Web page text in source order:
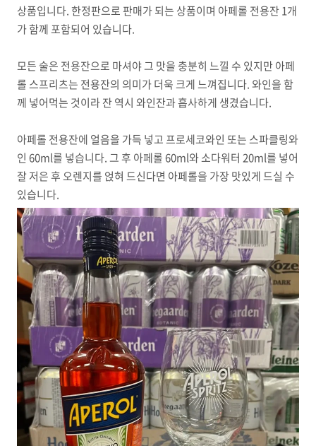
상품입니다. 한정판으로 판매가 되는 상품이며 아페롤 전용잔 1개
가 함께 포함되어 있습니다.
모든 술은 전용잔으로 마셔야 그 맛을 충분히 느낄 수 있지만 아페
롤 스프리츠는 전용잔의 의미가 더욱 크게 느껴집니다. 와인을 함
께 넣어먹는 것이라 잔 역시 와인잔과 흡사하게 생겼습니다.
아페롤 전용잔에 얼음을 가득 넣고 프로세코와인 또는 스파클링와
인 60ml를 넣습니다. 그 후 아페롤 60ml와 소다워터 20ml를 넣어
잘 저은 후 오렌지를 얹혀 드신다면 아페롤을 가장 맛있게 드실 수
있습니다.